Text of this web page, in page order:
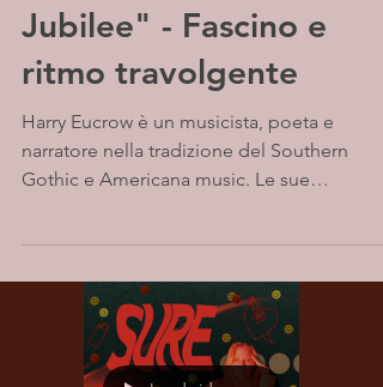
Jubilee" - Fascino e
ritmo travolgente
Harry Eucrow è un musicista, poeta e
narratore nella tradizione del Southern
Gothic e Americana music. Le sue